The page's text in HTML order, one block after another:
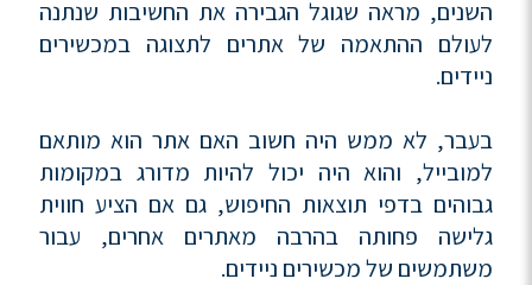
השנים, מראה שגוגל הגבירה את החשיבות שנתנה
לעולם ההתאמה של אתרים לתצוגה במכשירים
ניידים.
בעבר, לא ממש היה חשוב האם אתר הוא מותאם
למובייל, והוא היה יכול להיות מדורג במקומות
גבוהים בדפי תוצאות החיפוש, גם אם הציע חווית
גלישה פחותה בהרבה מאתרים אחרים, עבור
משתמשים של מכשירים ניידים.